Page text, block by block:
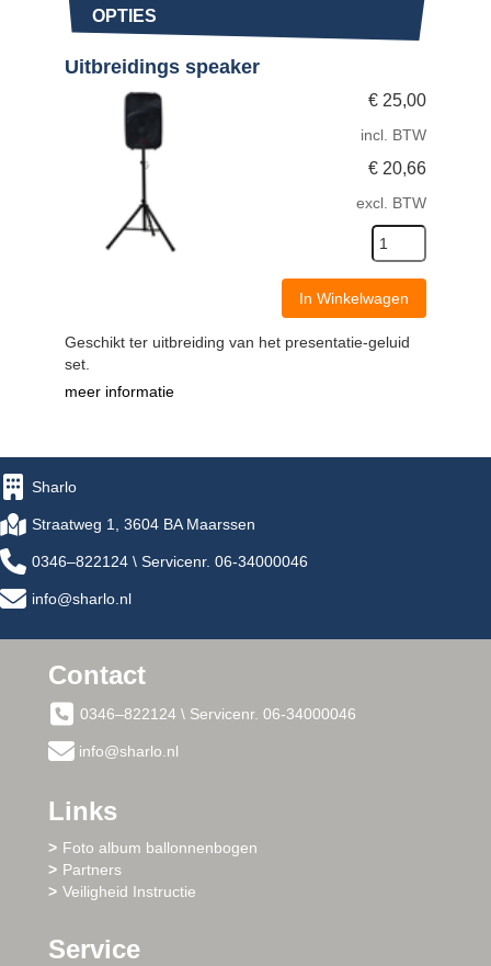
OPTIES
Uitbreidings speaker
€ 25,00
incl. BTW
€ 20,66
excl. BTW
In Winkelwagen
Geschikt ter uitbreiding van het presentatie-geluid
set.
meer informatie
Sharlo
Straatweg 1, 3604 BA Maarssen
0346–822124 \ Servicenr. 06-34000046
info@sharlo.nl
Contact
0346–822124 \ Servicenr. 06-34000046
info@sharlo.nl
Links
Foto album ballonnenbogen
Partners
Veiligheid Instructie
Service